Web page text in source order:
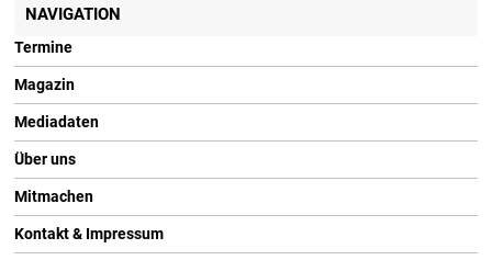
NAVIGATION
Termine
Magazin
Mediadaten
Über uns
Mitmachen
Kontakt & Impressum